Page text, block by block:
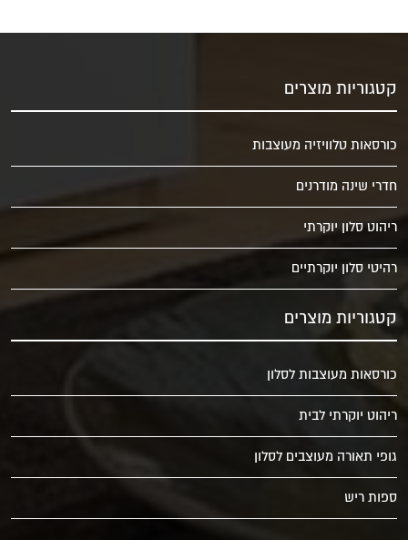
קטגוריות מוצרים
כורסאות טלוויזיה מעוצבות
חדרי שינה מודרנים
ריהוט סלון יוקרתי
רהיטי סלון יוקרתיים
קטגוריות מוצרים
כורסאות מעוצבות לסלון
ריהוט יוקרתי לבית
גופי תאורה מעוצבים לסלון
ספות ריש